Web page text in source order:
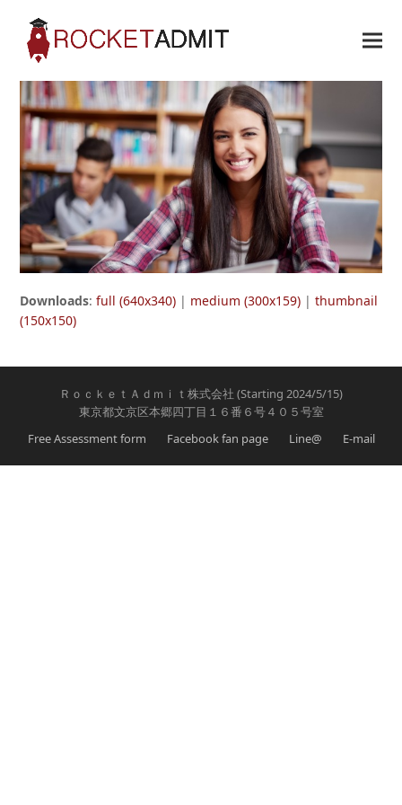
Downloads:full (640x340) | medium (300x159) |thumbnail
(150x150)
ＲｏｃｋｅｔＡｄｍｉｔ株式会社 (Starting 2024/5/15)
東京都文京区本郷四丁目１６番６号４０５号室
Free Assessment form
Facebook fan page Line@ E-mail